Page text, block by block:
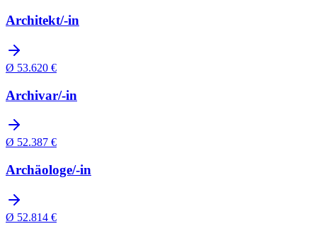
Architekt/-in
Ø 53.620 €
Archivar/-in
Ø 52.387 €
Archäologe/-in
Ø 52.814 €